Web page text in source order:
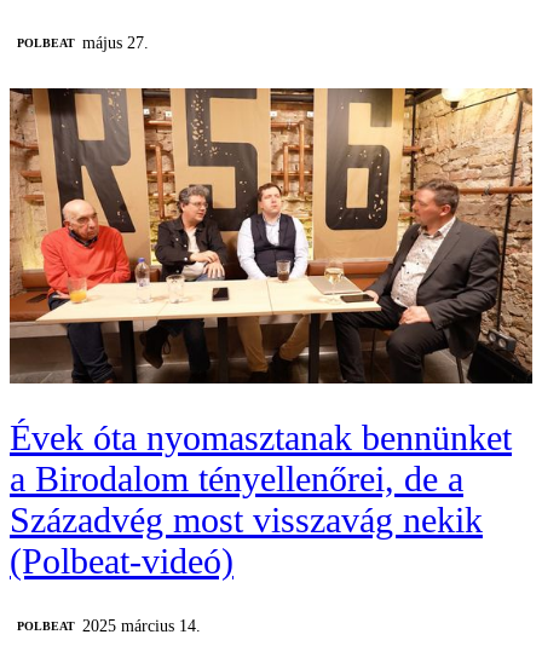
‎POLBEAT május 27.
Évek óta nyomasztanak bennünket
a Birodalom tényellenőrei, de a
Századvég most visszavág nekik
(Polbeat-videó)
‎POLBEAT 2025 március 14.